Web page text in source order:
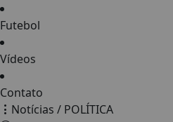
Futebol
Vídeos
Contato
Notícias / POLÍTICA